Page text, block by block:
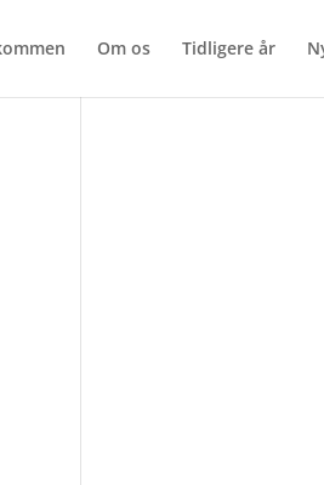
Om os Tidligere år